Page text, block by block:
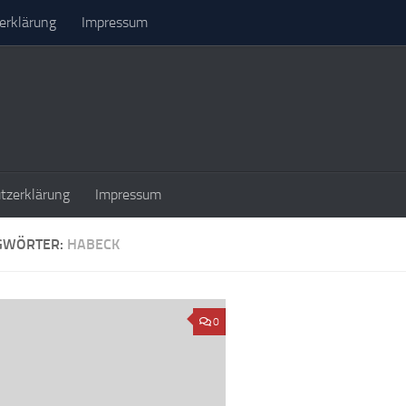
Impressum
Impressum
HABECK
0